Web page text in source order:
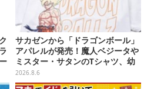
サカゼンから「ドラゴンボール」
アパレルが発売！魔人ベジータや
ミスター・サタンのTシャツ、幼
少期悟空のパーカーなど幅広いデ
ザイン
2026.8.6